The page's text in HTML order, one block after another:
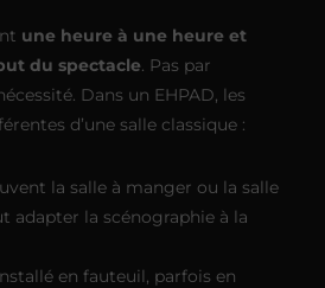
une heure à une heure et
du spectacle. Pas par
Dans un EHPAD, les
d’une salle classique :
la salle à manger ou la salle
adapter la scénographie à la
en fauteuil, parfois en